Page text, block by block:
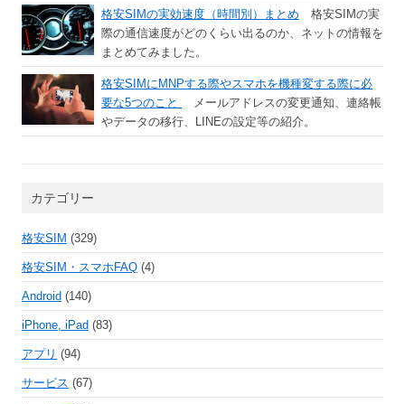
格安SIMの実効速度（時間別）まとめ 格安SIMの実
際の通信速度がどのくらい出るのか、ネットの情報を
まとめてみました。
格安SIMにMNPする際やスマホを機種変する際に必
要な5つのこと
メールアドレスの変更通知、連絡帳
やデータの移行、LINEの設定等の紹介。
カテゴリー
格安SIM (329)
格安SIM・スマホFAQ (4)
Android (140)
iPhone, iPad (83)
アプリ (94)
サービス (67)